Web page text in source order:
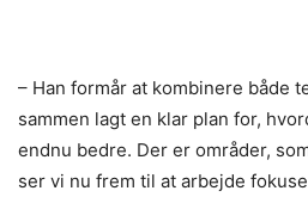
– Han formår at kombinere både
sammen lagt en klar plan for,
endnu bedre. Der er områder,
ser vi nu frem til at arbejde